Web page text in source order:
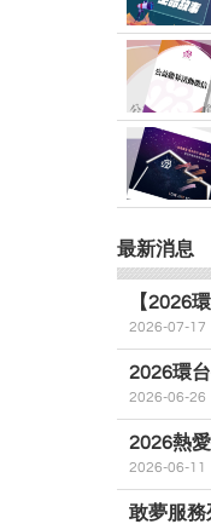
最新消息
【2026
2026-07-17
2026環
2026-06-26
2026熱
2026-06-11
敢夢服務